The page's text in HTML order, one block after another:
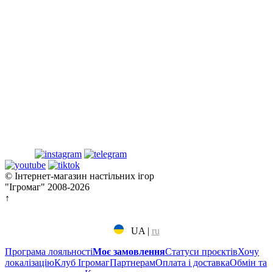
© Інтернет-магазин настільних ігор
"Ігромаг" 2008-2026
↑
UA | ru
Програма лояльностіМоє замовленняСтатуси проєктівХочу
локалізаціюКлуб ІгромагПартнерамОплата і доставкаОбмін та